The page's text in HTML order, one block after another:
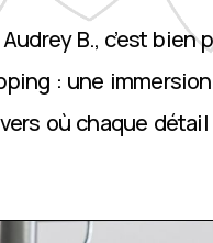
B., c’est bien
: une
où chaque